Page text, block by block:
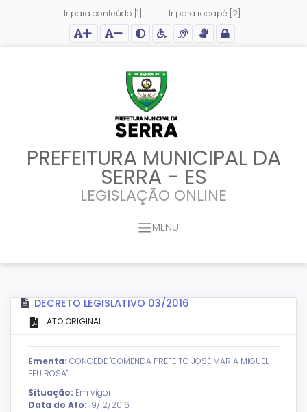
Ir para conteúdo [1] Ir para rodapé [2]
Ação para aumentar tamanho da fonte do site
Ação para diminuir tamanho da fonte do site
Ação para aplicar auto contraste no site
Acessar página sobre acessibilidade do site
Acessar página sobre NVDA - Leitor de Tela
Acessar página sobre VLibras - Tradutor de
Acessar Intranet
PREFEITURA MUNICIPAL DA
SERRA - ES
LEGISLAÇÃO ONLINE
MENU
DECRETO LEGISLATIVO 03/2016
ATO ORIGINAL
Ementa: CONCEDE "COMENDA PREFEITO JOSÉ MARIA MIGUEL
FEU ROSA".
Situação: Em vigor
Data do Ato: 19/12/2016